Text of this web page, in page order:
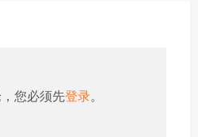
您必须先登录。